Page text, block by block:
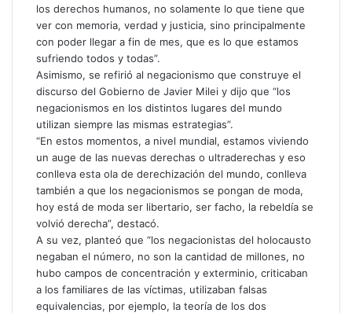
los derechos humanos, no solamente lo que tiene que
ver con memoria, verdad y justicia, sino principalmente
con poder llegar a fin de mes, que es lo que estamos
sufriendo todos y todas”.
Asimismo, se refirió al negacionismo que construye el
discurso del Gobierno de Javier Milei y dijo que “los
negacionismos en los distintos lugares del mundo
utilizan siempre las mismas estrategias”.
“En estos momentos, a nivel mundial, estamos viviendo
un auge de las nuevas derechas o ultraderechas y eso
conlleva esta ola de derechización del mundo, conlleva
también a que los negacionismos se pongan de moda,
hoy está de moda ser libertario, ser facho, la rebeldía se
volvió derecha”, destacó.
A su vez, planteó que “los negacionistas del holocausto
negaban el número, no son la cantidad de millones, no
hubo campos de concentración y exterminio, criticaban
a los familiares de las víctimas, utilizaban falsas
equivalencias, por ejemplo, la teoría de los dos